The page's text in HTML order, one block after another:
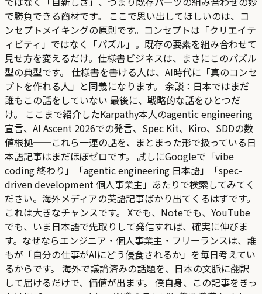
で勝負できる商材です。 ここで思い出してほしいのは、コ
ンセプトメイキングの原則です。コンセプトは「クリエイテ
ィビティ」ではなく「パズル」。既存の要素を組み合わせて
見せ方を変えるだけ。仕様書ビジネスは、まさにこのパズル
型の典型です。 仕様書を書ける人は、AI時代に「真のコンセ
プトを作れる人」と同義になります。 余談：日本ではまだ
誰もこの話をしていない 最後に、戦略的な話をひとつだ
け。 ここまで紹介したKarpathy本人のagentic engineering
宣言、AI Ascent 2026での発言、Spec Kit、Kiro、SDDの数
値根拠──これら一連の話を、まとまった形で扱っている日
本語記事はまだほぼゼロです。 試しにGoogleで「vibe
coding 終わり」「agentic engineering 日本語」「spec-
driven development 個人事業主」あたりで検索してみてく
ださい。海外メディアの英語記事ばかり出てくるはずです。
これは大きなチャンスです。 Xでも、Noteでも、YouTube
でも、いま日本語で先取りして発信すれば、確実に伸びま
す。なぜならエンジニア・個人事業主・フリーランスは、誰
もが「自分の仕事がAIにどう侵食されるか」を毎日考えてい
るからです。 海外で議論済みの話題を、日本の文脈に翻訳
して届けるだけで、価値が出ます。 僕自身、この記事をきっ